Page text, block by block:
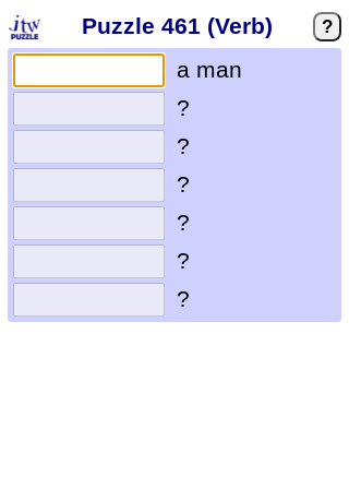
Puzzle 461 (Verb) ?
a man
?
?
?
?
?
?